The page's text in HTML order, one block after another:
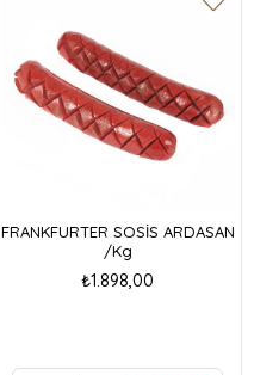
FRANKFURTER SOSİS ARDASAN
/Kg
₺1.898,00